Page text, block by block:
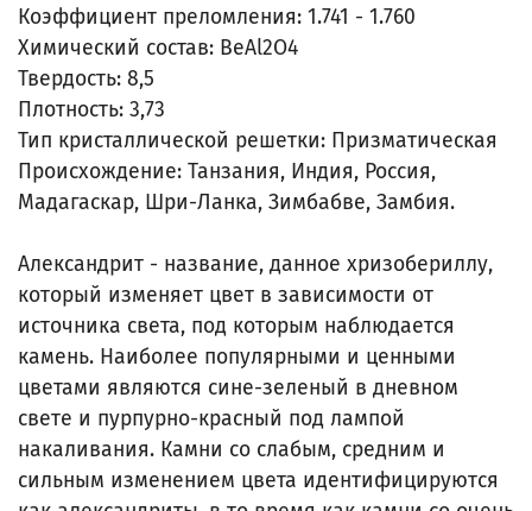
Коэффициент преломления: 1.741 - 1.760
Химический состав: BeAl2O4
Твердость: 8,5
Плотность: 3,73
Тип кристаллической решетки: Призматическая
Происхождение: Танзания, Индия, Россия,
Мадагаскар, Шри-Ланка, Зимбабве, Замбия.
Александрит - название, данное хризобериллу,
который изменяет цвет в зависимости от
источника света, под которым наблюдается
камень. Наиболее популярными и ценными
цветами являются сине-зеленый в дневном
свете и пурпурно-красный под лампой
накаливания. Камни со слабым, средним и
сильным изменением цвета идентифицируются